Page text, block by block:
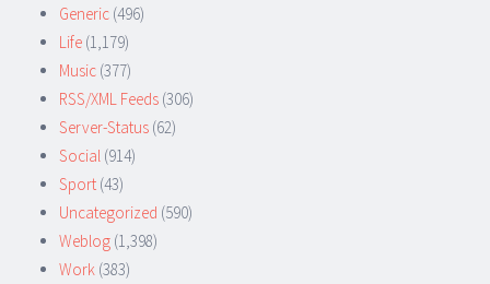
Generic (496)
Life (1,179)
Music (377)
RSS/XML Feeds (306)
Server-Status (62)
Social (914)
Sport (43)
Uncategorized (590)
Weblog (1,398)
Work (383)